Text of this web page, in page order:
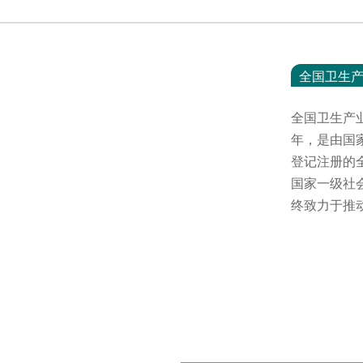
全国卫生
全国卫生产
年，是由国
登记注册的
国家一级社
终致力于推